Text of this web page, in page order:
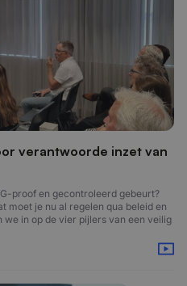
verantwoorde inzet van
proof en gecontroleerd gebeurt?
moet je nu al regelen qua beleid en
in op de vier pijlers van een veilig